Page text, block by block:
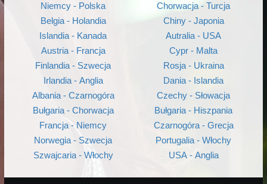
Niemcy - Polska
Belgia - Holandia
Islandia - Kanada
Austria - Francja
Finlandia - Szwecja
Irlandia - Anglia
Albania - Czarnogóra
Bułgaria - Chorwacja
Francja - Niemcy
Norwegia - Szwecja
Szwajcaria - Włochy
Chorwacja - Turcja
Chiny - Japonia
Autralia - USA
Cypr - Malta
Rosja - Ukraina
Dania - Islandia
Czechy - Słowacja
Bułgaria - Hiszpania
Czarnogóra - Grecja
Portugalia - Włochy
USA - Anglia